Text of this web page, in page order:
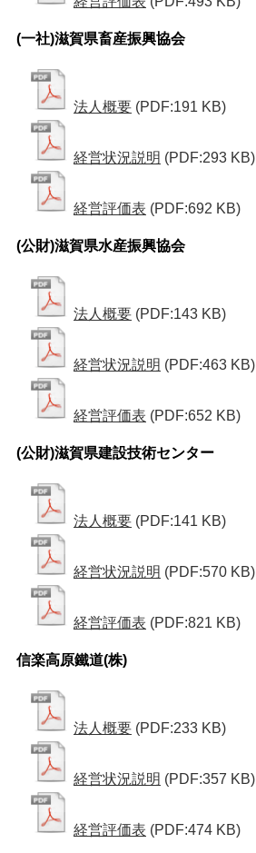
(一社)滋賀県畜産振興協会
法人概要 (PDF:191 KB)
経営状況説明 (PDF:293 KB)
経営評価表 (PDF:692 KB)
(公財)滋賀県水産振興協会
法人概要 (PDF:143 KB)
経営状況説明 (PDF:463 KB)
経営評価表 (PDF:652 KB)
(公財)滋賀県建設技術センター
法人概要 (PDF:141 KB)
経営状況説明 (PDF:570 KB)
経営評価表 (PDF:821 KB)
信楽高原鐵道(株)
法人概要 (PDF:233 KB)
経営状況説明 (PDF:357 KB)
経営評価表 (PDF:474 KB)